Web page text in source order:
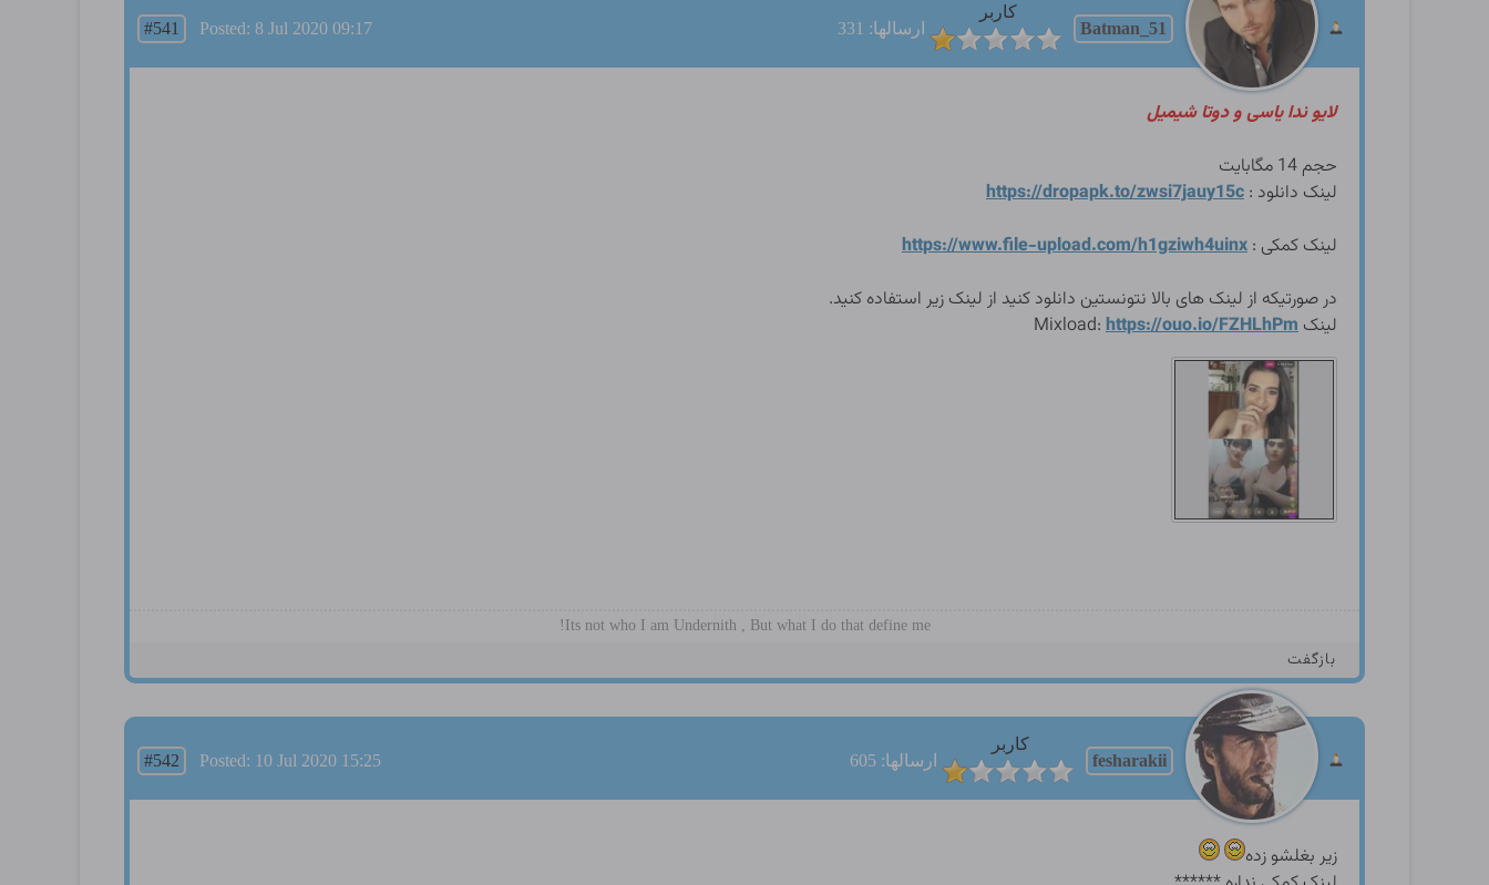
Batman_51
کاربر
ارسالها: 331
#541 Posted: 8 Jul 2020 09:17
لایو ندا یاسی و دوتا شیمیل
حجم 14 مگابایت
لینک دانلود :
https://dropapk.to/zwsi7jauy15c
لینک کمکی :
https://www.file-upload.com/h1gziwh4uinx
در صورتیکه از لینک های بالا نتونستین دانلود کنید از لینک زیر استفاده کنید.
لینک Mixload: https://ouo.io/FZHLhPm
Its not who I am Undernith , But what I do that define me!
بازگفت
fesharakii
کاربر
ارسالها: 605
#542 Posted: 10 Jul 2020 15:25
زیر بغلشو زده